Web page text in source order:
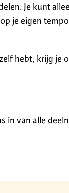
Je kunt
je eigen
hebt, krijg je
in van alle